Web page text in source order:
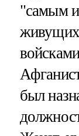
"самым
живущих
был